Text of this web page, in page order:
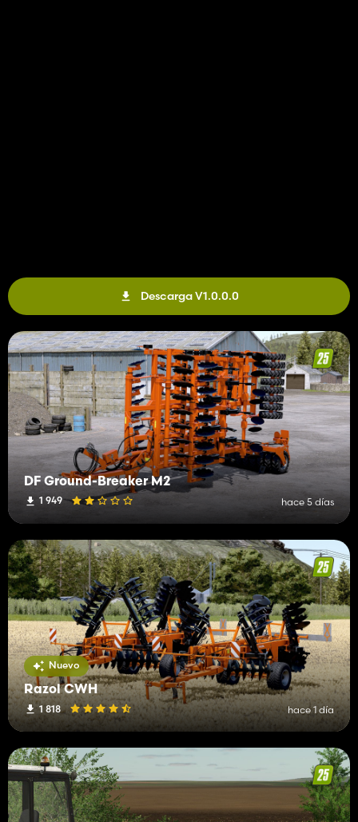
Descarga V1.0.0.0
DF Ground-Breaker M2
1 949 hace 5 días
Nuevo
Razol CWH
1 818 hace 1 día